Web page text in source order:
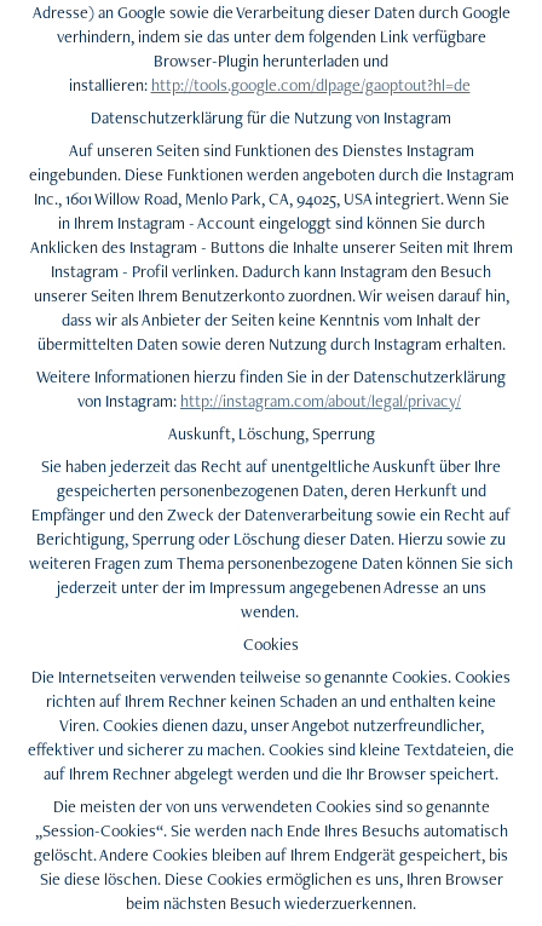
Adresse) an Google sowie die Verarbeitung dieser Daten durch Google
verhindern, indem sie das unter dem folgenden Link verfügbare
Browser-Plugin herunterladen und
installieren: http://tools.google.com/dlpage/gaoptout?hl=de
Datenschutzerklärung für die Nutzung von Instagram
Auf unseren Seiten sind Funktionen des Dienstes Instagram
eingebunden. Diese Funktionen werden angeboten durch die Instagram
Inc., 1601 Willow Road, Menlo Park, CA, 94025, USA integriert. Wenn Sie
in Ihrem Instagram - Account eingeloggt sind können Sie durch
Anklicken des Instagram - Buttons die Inhalte unserer Seiten mit Ihrem
Instagram - Profil verlinken. Dadurch kann Instagram den Besuch
unserer Seiten Ihrem Benutzerkonto zuordnen. Wir weisen darauf hin,
dass wir als Anbieter der Seiten keine Kenntnis vom Inhalt der
übermittelten Daten sowie deren Nutzung durch Instagram erhalten.
Weitere Informationen hierzu finden Sie in der Datenschutzerklärung
von Instagram: http://instagram.com/about/legal/privacy/
Auskunft, Löschung, Sperrung
Sie haben jederzeit das Recht auf unentgeltliche Auskunft über Ihre
gespeicherten personenbezogenen Daten, deren Herkunft und
Empfänger und den Zweck der Datenverarbeitung sowie ein Recht auf
Berichtigung, Sperrung oder Löschung dieser Daten. Hierzu sowie zu
weiteren Fragen zum Thema personenbezogene Daten können Sie sich
jederzeit unter der im Impressum angegebenen Adresse an uns
wenden.
Cookies
Die Internetseiten verwenden teilweise so genannte Cookies. Cookies
richten auf Ihrem Rechner keinen Schaden an und enthalten keine
Viren. Cookies dienen dazu, unser Angebot nutzerfreundlicher,
effektiver und sicherer zu machen. Cookies sind kleine Textdateien, die
auf Ihrem Rechner abgelegt werden und die Ihr Browser speichert.
Die meisten der von uns verwendeten Cookies sind so genannte
„Session-Cookies“. Sie werden nach Ende Ihres Besuchs automatisch
gelöscht. Andere Cookies bleiben auf Ihrem Endgerät gespeichert, bis
Sie diese löschen. Diese Cookies ermöglichen es uns, Ihren Browser
beim nächsten Besuch wiederzuerkennen.